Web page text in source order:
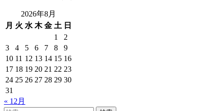
2026年8月
月 火 水 木 金 土 日
1
2
3
4 5 6 7 8
9
10 11 12 13 14 15 16
17 18 19 20 21 22 23
24 25 26 27 28 29 30
31
« 12月